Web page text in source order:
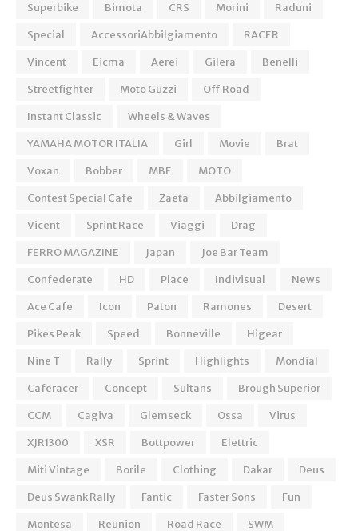
Superbike
Bimota CRS Morini
Raduni
Special
AccessoriAbbilgiamento
RACER
Vincent
Eicma Aerei Gilera
Benelli
Streetfighter
Moto Guzzi
Off Road
Instant Classic
Wheels & Waves
YAMAHA MOTOR ITALIA
Girl Movie
Brat
Voxan
Bobber MBE
MOTO
Contest Special Cafe
Zaeta
Abbilgiamento
Vicent
Sprint Race Viaggi
Drag
FERRO MAGAZINE
Japan
Joe Bar Team
Confederate
HD Place Indivisual
News
Ace Cafe
Icon Paton Ramones
Desert
Pikes Peak
Speed Bonneville
Higear
Nine T
Rally Sprint Highlights
Mondial
Caferacer
Concept Sultans
Brough Superior
CCM
Cagiva Glemseck Ossa
Virus
XJR1300
XSR Bottpower
Elettric
Miti Vintage
Borile Clothing Dakar
Deus
Deus Swank Rally
Fantic Faster Sons
Fun
Montesa
Reunion Road Race
SWM